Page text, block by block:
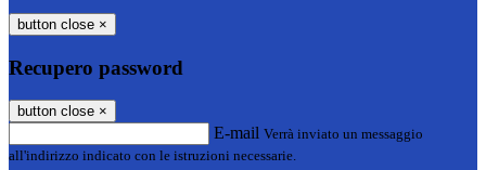
button close ×
Recupero password
button close ×
E-mail Verrà inviato un messaggio
all'indirizzo indicato con le istruzioni necessarie.